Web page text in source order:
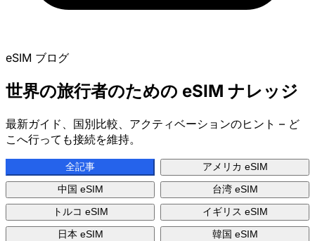
eSIM ブログ
世界の旅行者のための eSIM ナレッジ
最新ガイド、国別比較、アクティベーションのヒント – ど
こへ行っても接続を維持。
全記事
アメリカ eSIM
中国 eSIM
台湾 eSIM
トルコ eSIM
イギリス eSIM
日本 eSIM
韓国 eSIM